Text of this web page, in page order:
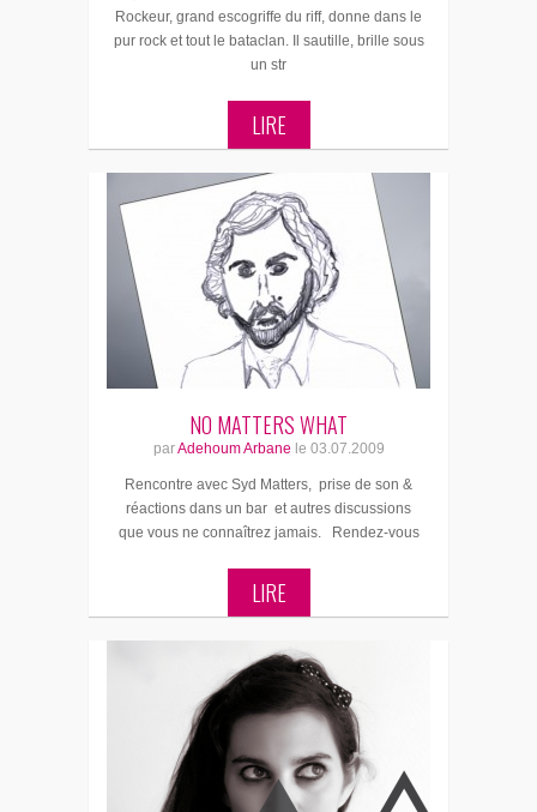
Rockeur, grand escogriffe du riff, donne dans le
pur rock et tout le bataclan. Il sautille, brille sous
un str
LIRE
NO MATTERS WHAT
parAdehoum Arbane le 03.07.2009
Rencontre avec Syd Matters, prise de son &
réactions dans un bar et autres discussions
que vous ne connaîtrez jamais. Rendez-vous
LIRE